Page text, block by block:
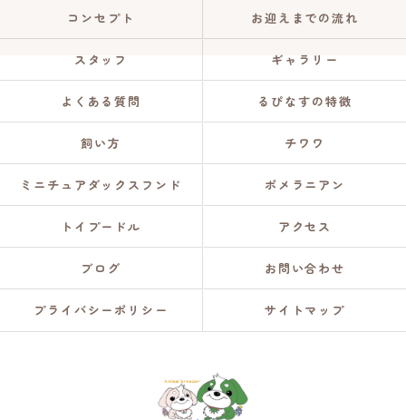
コンセプト お迎えまでの流れ
スタッフ ギャラリー
よくある質問 るぴなすの特徴
飼い方 チワワ
ミニチュアダックスフンド ポメラニアン
トイプードル アクセス
ブログ お問い合わせ
プライバシーポリシー サイトマップ